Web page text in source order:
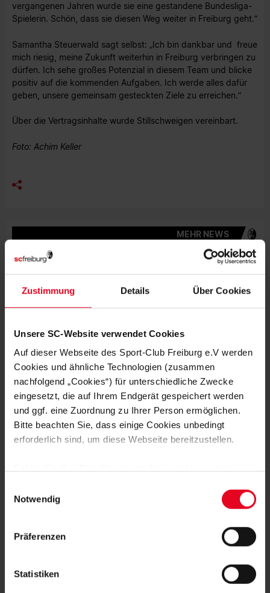
Zustimmung Details Über Cookies
Unsere SC-Website verwendet Cookies
Auf dieser Webseite des Sport-Club Freiburg e.V werden
Cookies und ähnliche Technologien (zusammen
nachfolgend „Cookies“) für unterschiedliche Zwecke
eingesetzt, die auf Ihrem Endgerät gespeichert werden
und ggf. eine Zuordnung zu Ihrer Person ermöglichen.
Bitte beachten Sie, dass einige Cookies unbedingt
erforderlich sind, um diese Webseite bereitzustellen.
Daten von Ihnen (z.B. persönlichen Identifikatoren oder
IP-Adressen) verarbeitet werden. Durch Klicken auf den
Speicherung aller aufgeführten Cookies und der
Daten für die unten jeweils angegebene Zwecke gem. §
25 Abs. 1 TDDDG, Art. 6 Abs. 1 lit. a DSGVO zu. Sie
Notwendig
Präferenzen
Statistiken
vergangenen Jahren wurde sie eine gestandene Bundesliga-
Spielerin. Schön, dass sie diesen Weg weiter in Freiburg geht.“
Samantha Steuerwald sagt selbst: „Ich bin dankbar und freue
mich riesig, meine Zukunft weiterhin in Freiburg verbringen zu
dürfen. Ich sehe großes Potenzial in diesem Team und blicke
positiv auf die kommenden Aufgaben. Ich werde alles dafür
geben, unsere gemeinsam gesteckten Ziele zu erreichen.“
Über die Vertragsinhalte wurde Stillschweigen vereinbart.
Foto: Achim Keller
MEHR NEWS
LISA KARL ALS KAPITÄNIN BESTÄTIGT
FRAUEN & MÄDCHEN 06.08.2026
VINCZE TREFFEN BEIM TEST
FRAUEN & MÄDCHEN 05.08.2026
VIER SCHWEIZERINNEN IN
ÖSTERREICH – EIN INTERVIEW
FRAUEN & MÄDCHEN
BORBÁLA VINCZE VERSTÄRKT DEN
SPORT-CLUB
FRAUEN & MÄDCHEN 31.07.2026
KANTERSIEG IM TEST GEGEN DEN FC